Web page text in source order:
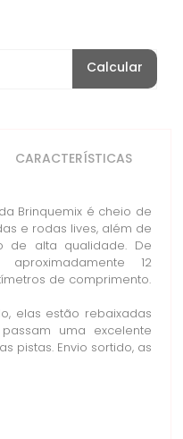
Calcular
CARACTERÍSTICAS
Brinquemix é cheio de
e rodas lives, além de
de alta qualidade. De
12
de comprimento.
elas estão rebaixadas
uma excelente
pistas. Envio sortido, as